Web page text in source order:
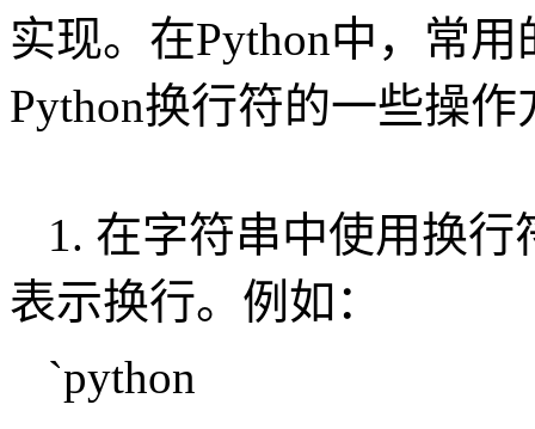
实现。在Python中，常
Python换行符的一些操作
1. 在字符串中使用换
表示换行。例如：
`python